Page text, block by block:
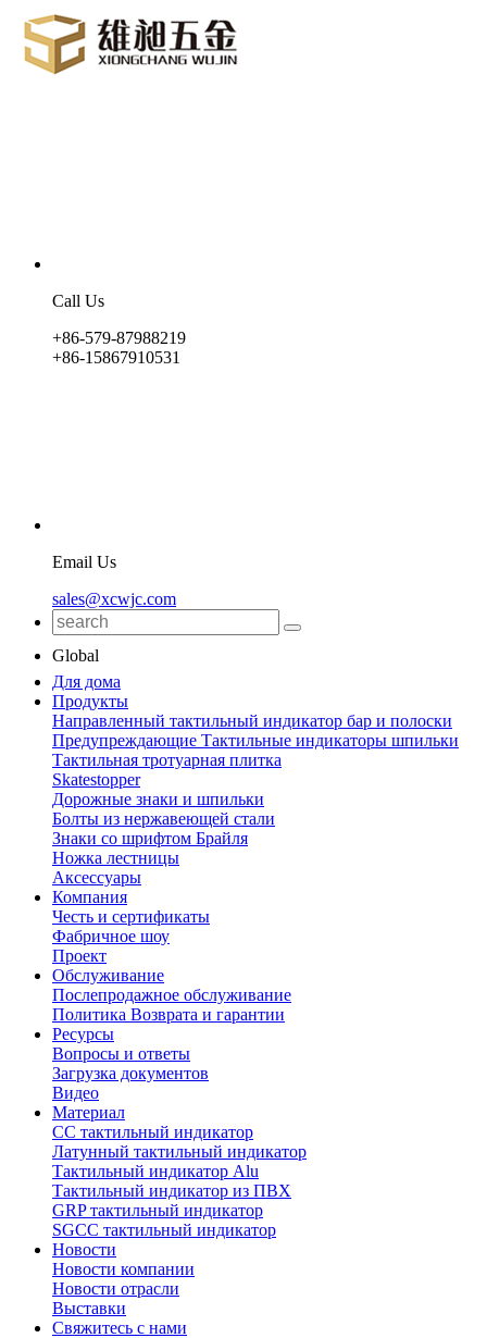
Call Us
+86-579-87988219
+86-15867910531
Email Us
sales@xcwjc.com
Global
Для дома
Продукты
Направленный тактильный индикатор бар и полоски
Предупреждающие Тактильные индикаторы шпильки
Тактильная тротуарная плитка
Skatestopper
Дорожные знаки и шпильки
Болты из нержавеющей стали
Знаки со шрифтом Брайля
Ножка лестницы
Аксессуары
Компания
Честь и сертификаты
Фабричное шоу
Проект
Обслуживание
Послепродажное обслуживание
Политика Возврата и гарантии
Ресурсы
Вопросы и ответы
Загрузка документов
Видео
Материал
СС тактильный индикатор
Латунный тактильный индикатор
Тактильный индикатор Alu
Тактильный индикатор из ПВХ
GRP тактильный индикатор
SGCC тактильный индикатор
Новости
Новости компании
Новости отрасли
Выставки
Свяжитесь с нами